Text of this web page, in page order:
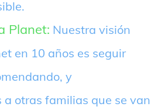
Planet: Nuestra visión
en 10 años es seguir
y
a otras familias que se van